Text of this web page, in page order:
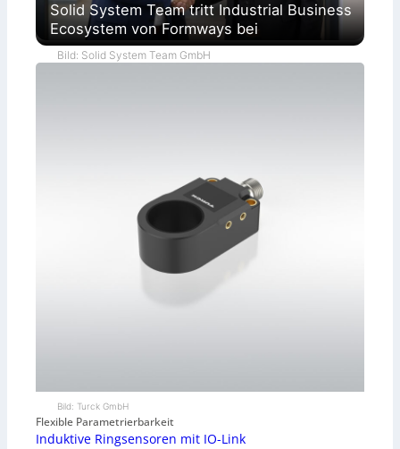
Solid System Team tritt Industrial Business
Ecosystem von Formways bei
Bild: Solid System Team GmbH
Bild: Turck GmbH
Flexible Parametrierbarkeit
Induktive Ringsensoren mit IO-Link